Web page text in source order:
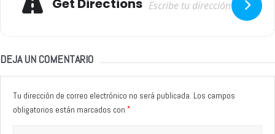
Get Directions
DEJA UN COMENTARIO
Tu dirección de correo electrónico no será publicada. Los campos
obligatorios están marcados con *